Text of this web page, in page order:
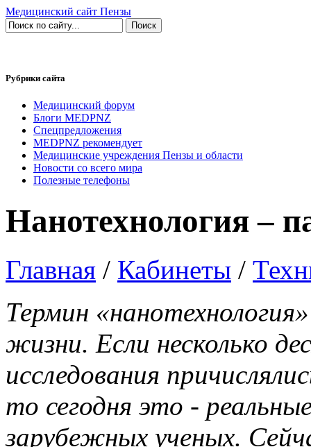
Медицинский сайт Пензы
Рубрики сайта
Медицинский форум
Блоги MEDPNZ
Спецпредложения
MEDPNZ рекомендует
Медицинские учреждения Пензы и области
Новости со всего мира
Полезные телефоны
Нанотехнология –
Главная / Кабинеты /
Термин
жизни. Если несколько
исследования
то сегодня это -
зарубежных ученых.